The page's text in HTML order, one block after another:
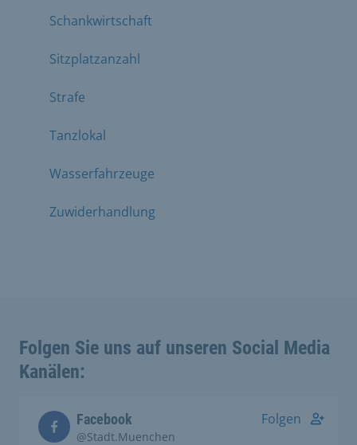
Schankwirtschaft
Sitzplatzanzahl
Strafe
Tanzlokal
Wasserfahrzeuge
Zuwiderhandlung
Folgen Sie uns auf unseren Social Media
Kanälen:
Facebook
@Stadt.Muenchen
Folgen